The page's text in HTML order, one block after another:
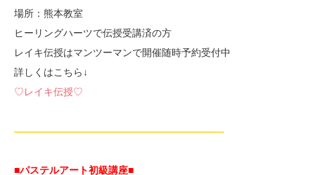
場所：熊本教室
ヒーリングハーツで伝授受講済の方
レイキ伝授はマンツーマンで開催随時予約受付中
詳しくはこちら↓
♡レイキ伝授♡
—————————————————————-
■パステルアート初級講座■